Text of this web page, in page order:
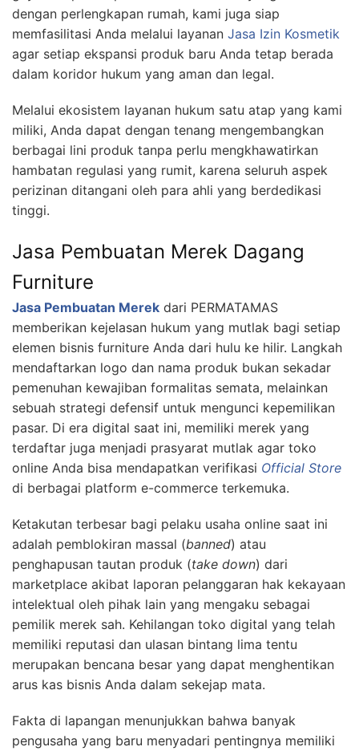
dengan perlengkapan rumah, kami juga siap
memfasilitasi Anda melalui layanan Jasa Izin Kosmetik
agar setiap ekspansi produk baru Anda tetap berada
dalam koridor hukum yang aman dan legal.
Melalui ekosistem layanan hukum satu atap yang kami
miliki, Anda dapat dengan tenang mengembangkan
berbagai lini produk tanpa perlu mengkhawatirkan
hambatan regulasi yang rumit, karena seluruh aspek
perizinan ditangani oleh para ahli yang berdedikasi
tinggi.
Jasa Pembuatan Merek Dagang
Furniture
Jasa Pembuatan Merek dari PERMATAMAS
memberikan kejelasan hukum yang mutlak bagi setiap
elemen bisnis furniture Anda dari hulu ke hilir. Langkah
mendaftarkan logo dan nama produk bukan sekadar
pemenuhan kewajiban formalitas semata, melainkan
sebuah strategi defensif untuk mengunci kepemilikan
pasar. Di era digital saat ini, memiliki merek yang
terdaftar juga menjadi prasyarat mutlak agar toko
online Anda bisa mendapatkan verifikasi Official Store
di berbagai platform e-commerce terkemuka.
Ketakutan terbesar bagi pelaku usaha online saat ini
adalah pemblokiran massal (banned) atau
penghapusan tautan produk (take down) dari
marketplace akibat laporan pelanggaran hak kekayaan
intelektual oleh pihak lain yang mengaku sebagai
pemilik merek sah. Kehilangan toko digital yang telah
memiliki reputasi dan ulasan bintang lima tentu
merupakan bencana besar yang dapat menghentikan
arus kas bisnis Anda dalam sekejap mata.
Fakta di lapangan menunjukkan bahwa banyak
pengusaha yang baru menyadari pentingnya memiliki